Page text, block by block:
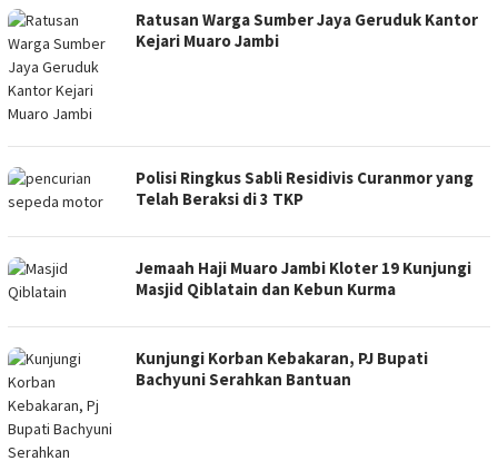
Ratusan Warga Sumber Jaya Geruduk Kantor
Kejari Muaro Jambi
Polisi Ringkus Sabli Residivis Curanmor yang
Telah Beraksi di 3 TKP
Jemaah Haji Muaro Jambi Kloter 19 Kunjungi
Masjid Qiblatain dan Kebun Kurma
Kunjungi Korban Kebakaran, PJ Bupati
Bachyuni Serahkan Bantuan